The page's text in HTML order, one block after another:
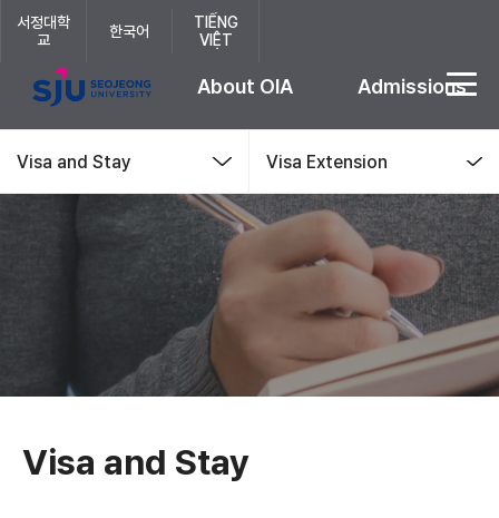
서정대학
교(새 창 열림)한국어
TIẾNG
VIỆT
About OIA Admissions
Visa and Stay Visa Extension
Visa and Stay